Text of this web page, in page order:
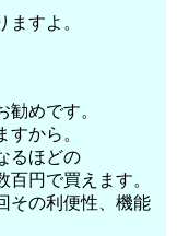
すよ。
めです。
から。
るほどの
円で買えます。
その利便性、機能